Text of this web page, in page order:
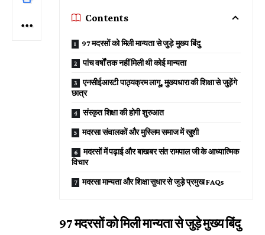
Contents
97 मदरसों को मिली मान्यता से जुड़े मुख्य बिंदु
पांच वर्षों तक नहीं मिली थी कोई मान्यता
एनसीईआरटी पाठ्यक्रम लागू, मुख्यधारा की शिक्षा से जुड़ेंगे
छात्र
संस्कृत शिक्षा की होगी शुरुआत
मदरसा संचालकों और मुस्लिम समाज में खुशी
मदरसों में पढ़ाई और बाखबर संत रामपाल जी के आध्यात्मिक
विचार
मदरसा मान्यता और शिक्षा सुधार से जुड़े प्रमुख FAQs
97 मदरसों को मिली मान्यता से जुड़े मुख्य बिंदु